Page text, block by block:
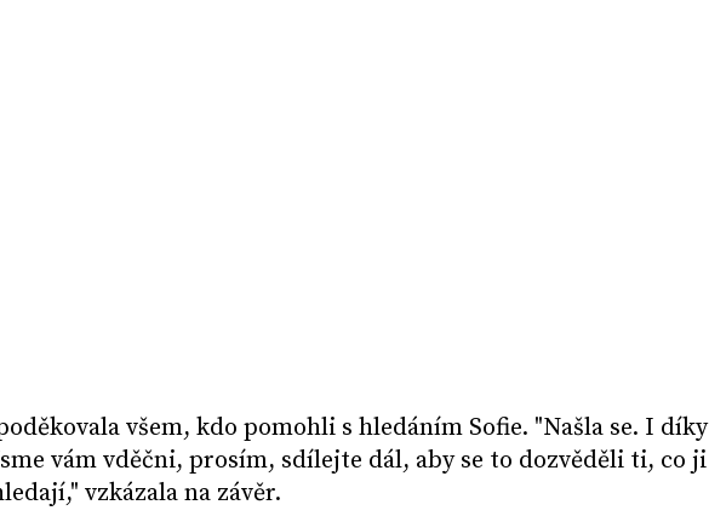
všem, kdo pomohli s hledáním Sofie. "Našla se. I díky
vám vděčni, prosím, sdílejte dál, aby se to dozvěděli ti, co ji
vzkázala na závěr.